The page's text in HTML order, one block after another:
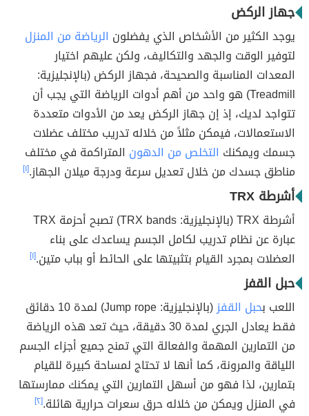
جهاز الركض
يوجد الكثير من الأشخاص الذي يفضلون الرياضة من المنزل
لتوفير الوقت والجهد والتكاليف، ولكن عليهم اختيار
المعدات المناسبة والصحيحة، فجهاز الركض (بالإنجليزية:
Treadmill) هو واحد من أهم أدوات الرياضة التي يجب أن
تتواجد لديك، إذ إن جهاز الركض يعد من الأدوات متعددة
الاستعمالات، فيمكن مثلاً من خلاله تدريب مختلف عضلات
جسمك ويمكنك التخلص من الدهون المتراكمة في مختلف
مناطق جسدك من خلال تعديل سرعة ودرجة ميلان الجهاز.[١]
أشرطة TRX
أشرطة TRX (بالإنجليزية: TRX bands) تصبح أحزمة TRX
عبارة عن نظام تدريب لكامل الجسم يساعدك على بناء
العضلات بمجرد القيام بتثبيتها على الحائط أو بباب متين.[١]
حبل القفز
اللعب بحبل القفز
(بالإنجليزية: Jump rope) لمدة 10 دقائق
فقط يعادل الجري لمدة 30 دقيقة، حيث تعد هذه الرياضة
من التمارين المهمة والفعالة التي تمنح جميع أجزاء الجسم
اللياقة والمرونة، كما أنها لا تحتاج لمساحة كبيرة للقيام
بتمارين، لذا فهو من أسهل التمارين التي يمكنك ممارستها
في المنزل ويمكن من خلاله حرق سعرات حرارية هائلة.[٢]